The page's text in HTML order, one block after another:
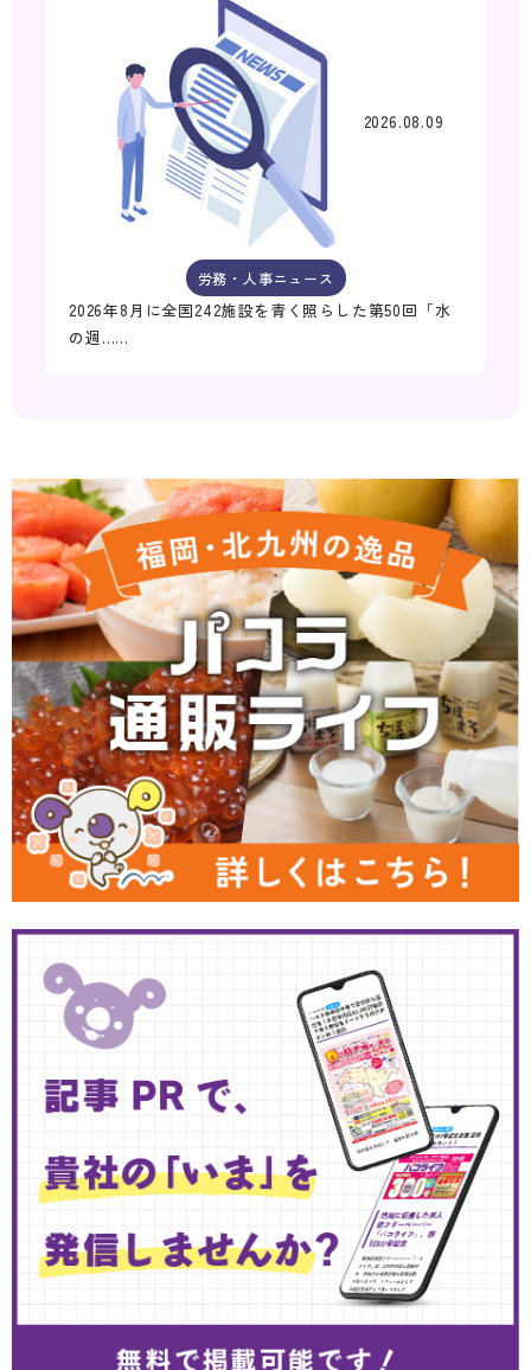
2026.08.09
労務・人事ニュース
2026年8月に全国242施設を青く照らした第50回「水
の週……